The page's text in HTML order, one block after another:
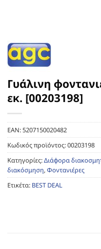
Γυάλινη
εκ. [00203198]
EAN:5207150020482
Κωδικός προϊόντος:00203198
Κατηγορίες:Διάφορα
διακόσμηση,Φοντανιέρες
Ετικέτα: BEST DEAL